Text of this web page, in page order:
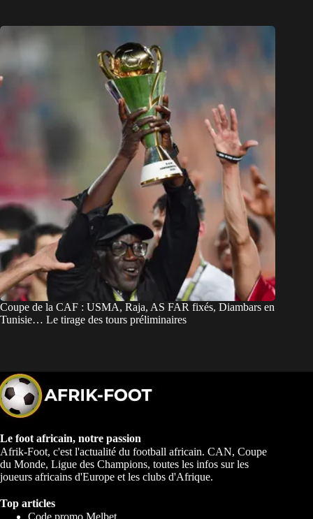
Coupe de la CAF : USMA, Raja, AS FAR fixés, Diambars en
Tunisie… Le tirage des tours préliminaires
Le foot africain, notre passion
Afrik-Foot, c'est l'actualité du football africain. CAN, Coupe
du Monde, Ligue des Champions, toutes les infos sur les
joueurs africains d'Europe et les clubs d'Afrique.
Top articles
Code promo Melbet